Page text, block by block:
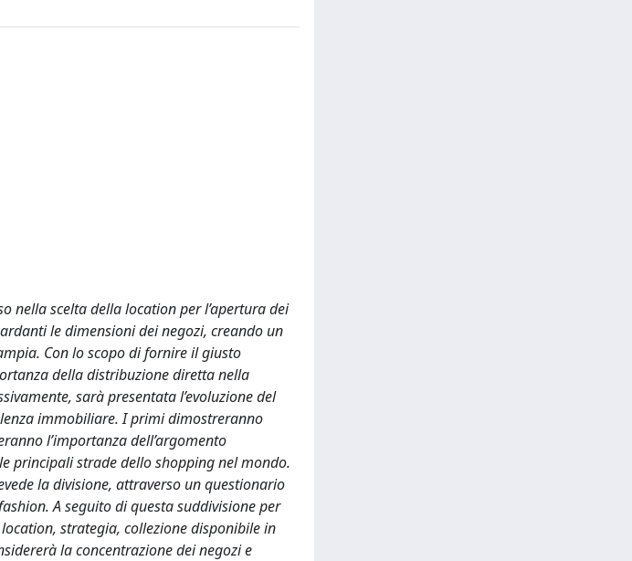
nella scelta della location per l’apertura dei
le dimensioni dei negozi, creando un
Con lo scopo di fornire il giusto
della distribuzione diretta nella
sarà presentata l’evoluzione del
immobiliare. I primi dimostreranno
l’importanza dell’argomento
principali strade dello shopping nel mondo.
la divisione, attraverso un questionario
A seguito di questa suddivisione per
strategia, collezione disponibile in
la concentrazione dei negozi e